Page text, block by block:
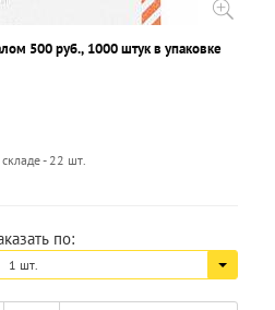
500 руб., 1000 штук в упаковке
- 22 шт.
по:
1 шт.